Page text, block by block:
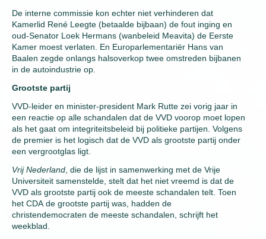
De interne commissie kon echter niet verhinderen dat
Kamerlid René Leegte (betaalde bijbaan) de fout inging en
oud-Senator Loek Hermans (wanbeleid Meavita) de Eerste
Kamer moest verlaten. En Europarlementariër Hans van
Baalen zegde onlangs halsoverkop twee omstreden bijbanen
in de autoindustrie op.
Grootste partij
VVD-leider en minister-president Mark Rutte zei vorig jaar in
een reactie op alle schandalen dat de VVD voorop moet lopen
als het gaat om integriteitsbeleid bij politieke partijen. Volgens
de premier is het logisch dat de VVD als grootste partij onder
een vergrootglas ligt.
Vrij Nederland , die de lijst in samenwerking met de Vrije
Universiteit samenstelde, stelt dat het niet vreemd is dat de
VVD als grootste partij ook de meeste schandalen telt. Toen
het CDA de grootste partij was, hadden de
christendemocraten de meeste schandalen, schrijft het
weekblad.